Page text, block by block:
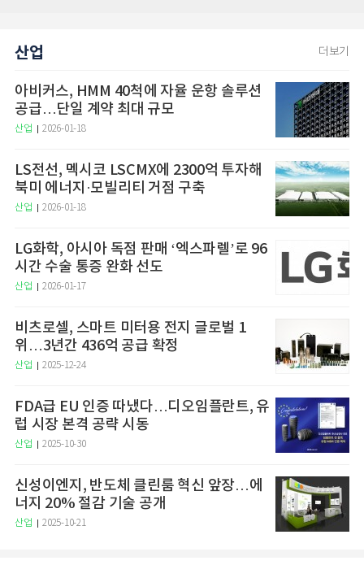
산업 더보기
아비커스, HMM 40척에 자율 운항 솔루션
공급…단일 계약 최대 규모
산업 2026-01-18
LS전선, 멕시코 LSCMX에 2300억 투자해
북미 에너지·모빌리티 거점 구축
산업 2026-01-18
LG화학, 아시아 독점 판매 ‘엑스파렐’로 96
시간 수술 통증 완화 선도
산업 2026-01-17
비츠로셀, 스마트 미터용 전지 글로벌 1
위…3년간 436억 공급 확정
산업 2025-12-24
FDA급 EU 인증 따냈다…디오임플란트, 유
럽 시장 본격 공략 시동
산업 2025-10-30
신성이엔지, 반도체 클린룸 혁신 앞장…에
너지 20% 절감 기술 공개
산업 2025-10-21